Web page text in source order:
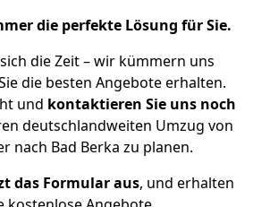
die perfekte Lösung für Sie.
die Zeit – wir kümmern uns
die besten Angebote erhalten.
und kontaktieren Sie uns noch
deutschlandweiten Umzug von
nach Bad Berka zu planen.
das Formular aus, und erhalten